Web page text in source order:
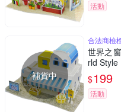
活動
補貨中
合法商檢
世界之
rld Style
$199
活動